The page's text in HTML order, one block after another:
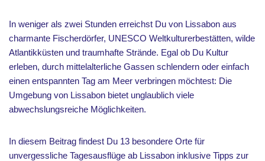
In weniger als zwei Stunden erreichst Du von Lissabon aus
charmante Fischerdörfer, UNESCO Weltkulturerbestätten, wilde
Atlantikküsten und traumhafte Strände. Egal ob Du Kultur
erleben, durch mittelalterliche Gassen schlendern oder einfach
einen entspannten Tag am Meer verbringen möchtest: Die
Umgebung von Lissabon bietet unglaublich viele
abwechslungsreiche Möglichkeiten.
In diesem Beitrag findest Du 13 besondere Orte für
unvergessliche Tagesausflüge ab Lissabon inklusive Tipps zur